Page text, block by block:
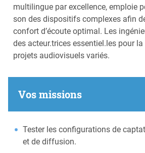
multilingue par excellence, emploie
son des dispositifs complexes afin
confort d’écoute optimal. Les
des acteur.trices essentiel.les pour
projets audiovisuels variés.
Vos missions
Tester les configurations de
et de diffusion.